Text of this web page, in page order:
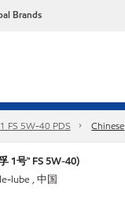
Brands
FS 5W-40 PDS Chinese
1号™ FS 5W-40)
lube , 中国